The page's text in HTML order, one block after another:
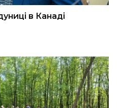
в Канаді